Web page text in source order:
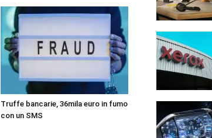
Truffe bancarie, 36mila euro in fumo
con un SMS